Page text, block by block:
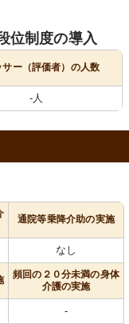
位制度の導入
サー（評価者）の人数
-人
通院等乗降介助の実施
なし
頻回の２０分未満の身体
介護の実施
-